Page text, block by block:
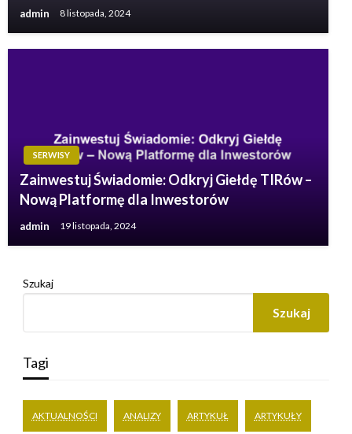
admin 8 listopada, 2024
SERWISY
Zainwestuj Świadomie: Odkryj Giełdę TIRów –
Nową Platformę dla Inwestorów
admin 19 listopada, 2024
Szukaj
Szukaj
Tagi
AKTUALNOŚCI ANALIZY ARTYKUŁ ARTYKUŁY